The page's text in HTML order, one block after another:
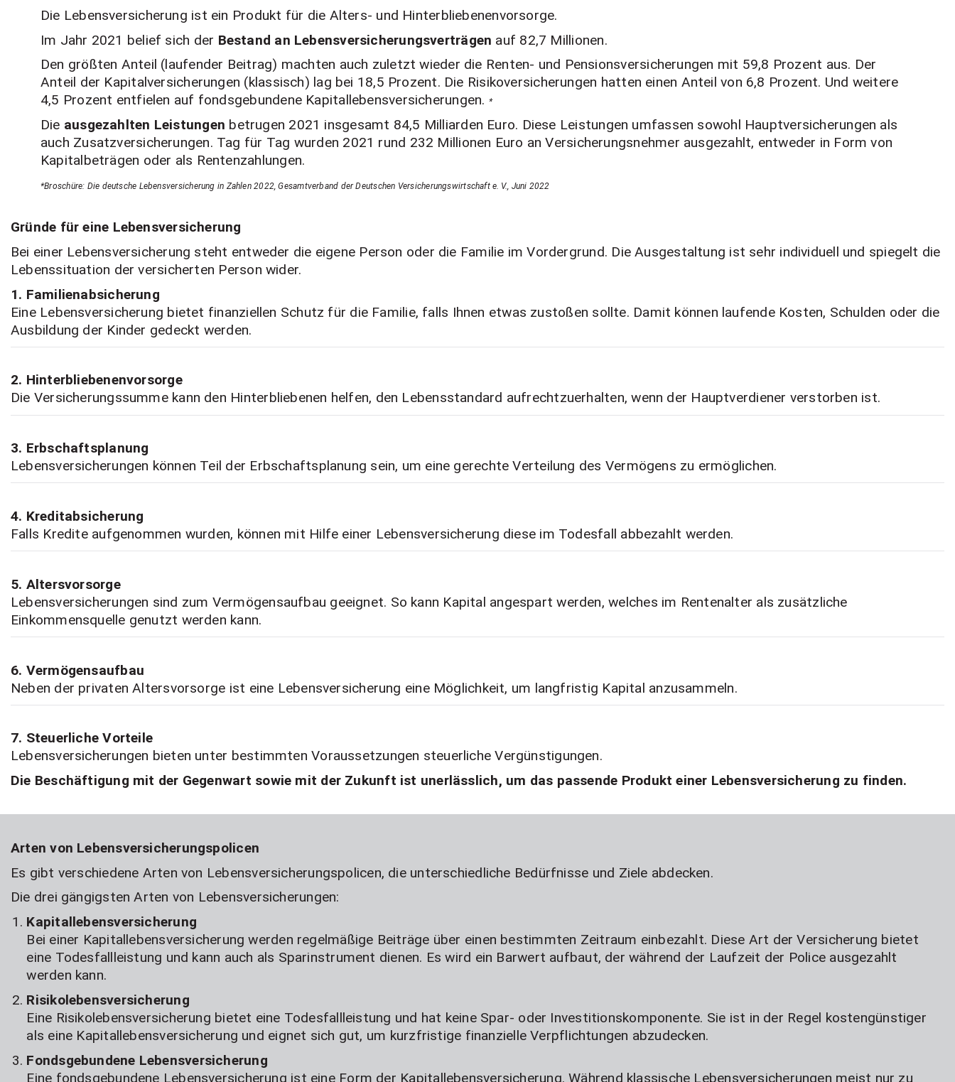
Die Lebensversicherung ist ein Produkt für die Alters- und Hinterbliebenenvorsorge.
Im Jahr 2021 belief sich der Bestand an Lebensversicherungsverträgen auf 82,7 Millionen.
Den größten Anteil (laufender Beitrag) machten auch zuletzt wieder die Renten- und Pensionsversicherungen mit 59,8 Prozent aus. Der
Anteil der Kapitalversicherungen (klassisch) lag bei 18,5 Prozent. Die Risikoversicherungen hatten einen Anteil von 6,8 Prozent. Und weitere
4,5 Prozent entfielen auf fondsgebundene Kapitallebensversicherungen. *
Die ausgezahlten Leistungen betrugen 2021 insgesamt 84,5 Milliarden Euro. Diese Leistungen umfassen sowohl Hauptversicherungen als
auch Zusatzversicherungen. Tag für Tag wurden 2021 rund 232 Millionen Euro an Versicherungsnehmer ausgezahlt, entweder in Form von
Kapitalbeträgen oder als Rentenzahlungen.
*Broschüre: Die deutsche Lebensversicherung in Zahlen 2022, Gesamtverband der Deutschen Versicherungswirtschaft e. V., Juni 2022
Gründe für eine Lebensversicherung
Bei einer Lebensversicherung steht entweder die eigene Person oder die Familie im Vordergrund. Die Ausgestaltung ist sehr individuell und spiegelt die
Lebenssituation der versicherten Person wider.
1. Familienabsicherung
Eine Lebensversicherung bietet finanziellen Schutz für die Familie, falls Ihnen etwas zustoßen sollte. Damit können laufende Kosten, Schulden oder die
Ausbildung der Kinder gedeckt werden.
2. Hinterbliebenenvorsorge
Die Versicherungssumme kann den Hinterbliebenen helfen, den Lebensstandard aufrechtzuerhalten, wenn der Hauptverdiener verstorben ist.
3. Erbschaftsplanung
Lebensversicherungen können Teil der Erbschaftsplanung sein, um eine gerechte Verteilung des Vermögens zu ermöglichen.
4. Kreditabsicherung
Falls Kredite aufgenommen wurden, können mit Hilfe einer Lebensversicherung diese im Todesfall abbezahlt werden.
5. Altersvorsorge
Lebensversicherungen sind zum Vermögensaufbau geeignet. So kann Kapital angespart werden, welches im Rentenalter als zusätzliche
Einkommensquelle genutzt werden kann.
6. Vermögensaufbau
Neben der privaten Altersvorsorge ist eine Lebensversicherung eine Möglichkeit, um langfristig Kapital anzusammeln.
7. Steuerliche Vorteile
Lebensversicherungen bieten unter bestimmten Voraussetzungen steuerliche Vergünstigungen.
Die Beschäftigung mit der Gegenwart sowie mit der Zukunft ist unerlässlich, um das passende Produkt einer Lebensversicherung zu finden.
Arten von Lebensversicherungspolicen
Es gibt verschiedene Arten von Lebensversicherungspolicen, die unterschiedliche Bedürfnisse und Ziele abdecken.
Die drei gängigsten Arten von Lebensversicherungen:
Kapitallebensversicherung
Bei einer Kapitallebensversicherung werden regelmäßige Beiträge über einen bestimmten Zeitraum einbezahlt. Diese Art der Versicherung bietet
eine Todesfallleistung und kann auch als Sparinstrument dienen. Es wird ein Barwert aufbaut, der während der Laufzeit der Police ausgezahlt
werden kann.
Risikolebensversicherung
Eine Risikolebensversicherung bietet eine Todesfallleistung und hat keine Spar- oder Investitionskomponente. Sie ist in der Regel kostengünstiger
als eine Kapitallebensversicherung und eignet sich gut, um kurzfristige finanzielle Verpflichtungen abzudecken.
Fondsgebundene Lebensversicherung
Eine fondsgebundene Lebensversicherung ist eine Form der Kapitallebensversicherung. Während klassische Lebensversicherungen meist nur zu